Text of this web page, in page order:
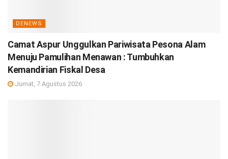
DENEWS
Camat Aspur Unggulkan Pariwisata Pesona Alam
Menuju Pamulihan Menawan : Tumbuhkan
Kemandirian Fiskal Desa
Jumat, 7 Agustus 2026